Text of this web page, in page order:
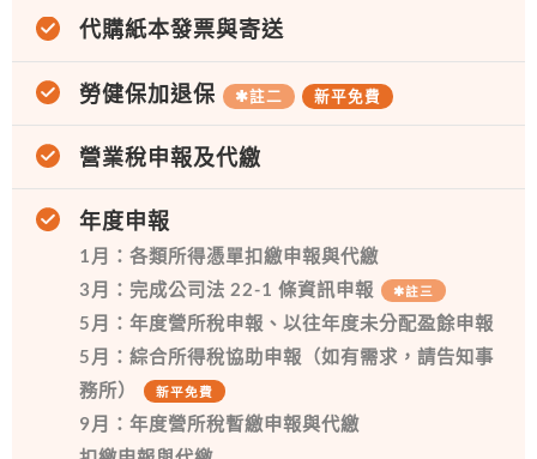
代購紙本發票與寄送
勞健保加退保 ✱註二 新平免費
營業稅申報及代繳
年度申報
1月：各類所得憑單扣繳申報與代繳
3月：完成公司法 22-1 條資訊申報
✱註三
5月：年度營所稅申報、以往年度未分配盈餘申報
5月：綜合所得稅協助申報（如有需求，請告知事
務所）
新平免費
9月：年度營所稅暫繳申報與代繳